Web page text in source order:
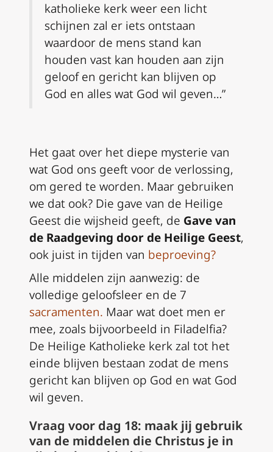
katholieke kerk weer een licht
schijnen zal er iets ontstaan
waardoor de mens stand kan
houden vast kan houden aan zijn
geloof en gericht kan blijven op
God en alles wat God wil geven…”
Het gaat over het diepe mysterie van
wat God ons geeft voor de verlossing,
om gered te worden. Maar gebruiken
we dat ook? Die gave van de Heilige
Geest die wijsheid geeft, de Gave van
de Raadgeving door de Heilige Geest,
ook juist in tijden van beproeving?
Alle middelen zijn aanwezig: de
volledige geloofsleer en de 7
sacramenten. Maar wat doet men er
mee, zoals bijvoorbeeld in Filadelfia?
De Heilige Katholieke kerk zal tot het
einde blijven bestaan zodat de mens
gericht kan blijven op God en wat God
wil geven.
Vraag voor dag 18: maak jij gebruik
van de middelen die Christus je in